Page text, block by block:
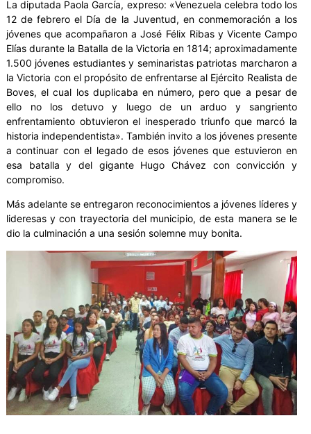
La diputada Paola García, expreso: «Venezuela celebra todo los
12 de febrero el Día de la Juventud, en conmemoración a los
jóvenes que acompañaron a José Félix Ribas y Vicente Campo
Elías durante la Batalla de la Victoria en 1814; aproximadamente
1.500 jóvenes estudiantes y seminaristas patriotas marcharon a
la Victoria con el propósito de enfrentarse al Ejército Realista de
Boves, el cual los duplicaba en número, pero que a pesar de
ello no los detuvo y luego de un arduo y sangriento
enfrentamiento obtuvieron el inesperado triunfo que marcó la
historia independentista». También invito a los jóvenes presente
a continuar con el legado de esos jóvenes que estuvieron en
esa batalla y del gigante Hugo Chávez con convicción y
compromiso.
Más adelante se entregaron reconocimientos a jóvenes líderes y
lideresas y con trayectoria del municipio, de esta manera se le
dio la culminación a una sesión solemne muy bonita.